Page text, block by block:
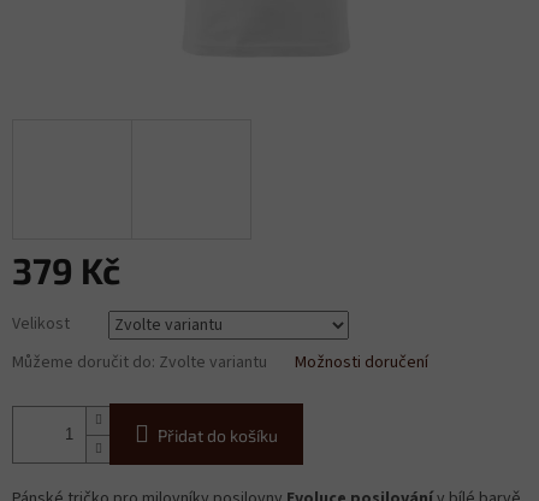
379 Kč
cena:
Velikost
Můžeme doručit do: Zvolte variantu Možnosti doručení
Přidat do košíku